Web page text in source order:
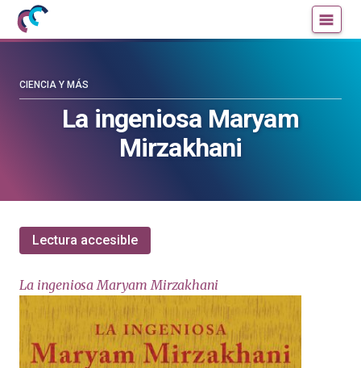
Mujeres
con
la
blog
la
La ingeniosa Maryam
Mirzakhani
CIENCIA Y MÁS
Lectura accesible
La ingeniosa Maryam Mirzakhani